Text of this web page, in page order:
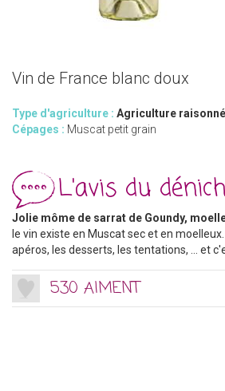
Vin de France blanc doux
Type d'agriculture : Agriculture
Cépages : Muscat petit grain
L'avis du
Jolie môme de sarrat de Goundy,
le vin existe en Muscat sec et en
apéros, les desserts, les tentations, ... et
530 AIMENT